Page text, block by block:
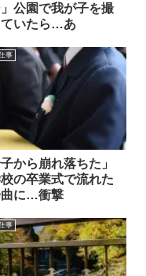
公園で我が子を撮
いたら…あ
事
子から崩れ落ちた」
の卒業式で流れた
に…衝撃
事